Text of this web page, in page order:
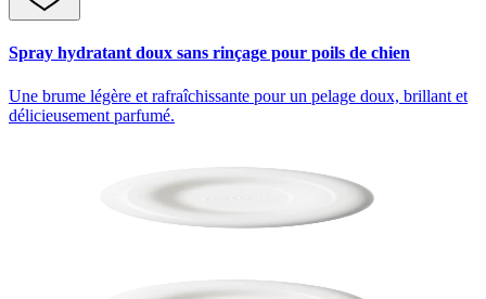
Spray hydratant doux sans rinçage pour poils de chien
Une brume légère et rafraîchissante pour un pelage doux, brillant et
délicieusement parfumé.